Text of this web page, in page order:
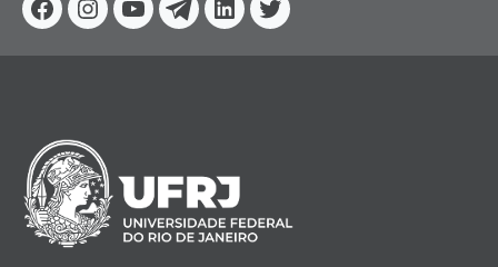
Facebook
Instagram
YoutubeTelegram
Linkedin
Twitter